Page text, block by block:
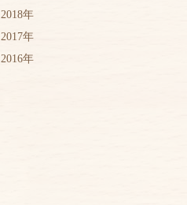
2018年
2017年
2016年